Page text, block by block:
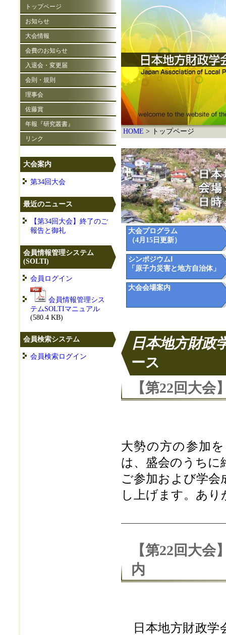
HOME トップページ
大会プログラム
（4月15日更新）
シンポジウムⅠ
「原子力災害と地方自治体」
大会会場案内
日本地方財政
ース
【第22回大
大勢の方の参加
は、盛会のうちに
ご参加および学会
し上げます。あ
【第22回大
内
日本地方財政学
トップページ
お知らせ
大会情報
会費のお知らせ
入退会・変更届
会則・規則
理事会
佐藤賞
年報『研究叢書』
リンク
大会案内
第34回大会
最近のニュース
【第34回大会】終了のご
報告と御礼
会員情報管理システム
(SOLTI)
会員ログイン
会員情報管理シス
テムSOLTIマニュアル
(580.4 KB)
会員検索システム
会員検索ログイン